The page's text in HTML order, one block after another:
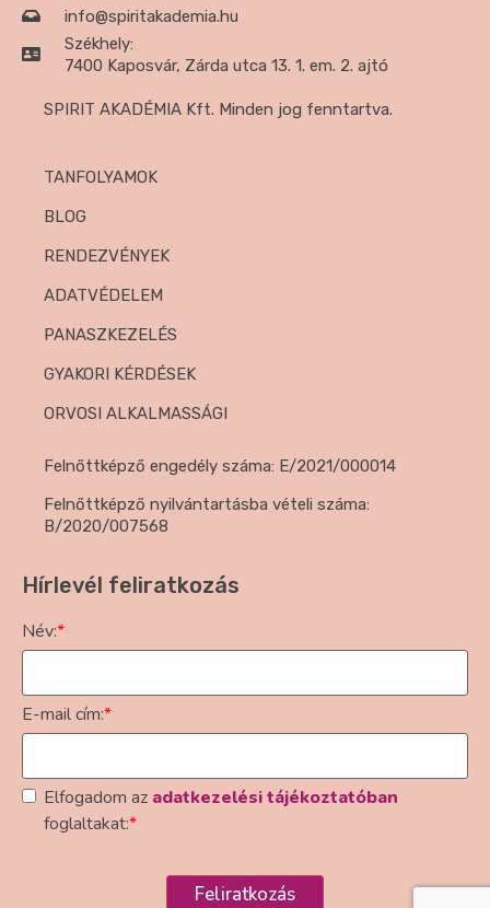
info@spiritakademia.hu
Székhely:
7400 Kaposvár, Zárda utca 13. 1. em. 2. ajtó
SPIRIT AKADÉMIA Kft. Minden jog fenntartva.
TANFOLYAMOK
BLOG
RENDEZVÉNYEK
ADATVÉDELEM
PANASZKEZELÉS
GYAKORI KÉRDÉSEK
ORVOSI ALKALMASSÁGI
Felnőttképző engedély száma: E/2021/000014
Felnőttképző nyilvántartásba vételi száma:
B/2020/007568
Hírlevél feliratkozás
Név:*
E-mail cím:*
Elfogadom az adatkezelési tájékoztatóban
foglaltakat:*